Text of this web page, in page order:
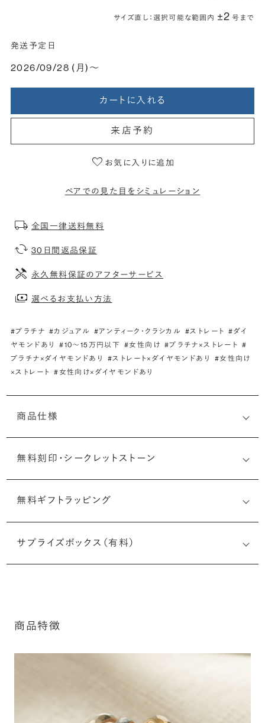
サイズ直し：選択可能な範囲内 ±2 号まで
発送予定日
2026/09/28 (月)〜
カートに入れる
来店予約
お気に入りに追加
ペアでの見た目をシミュレーション
全国一律送料無料
30日間返品保証
永久無料保証のアフターサービス
選べるお支払い方法
#プラチナ #カジュアル #アンティーク・クラシカル #ストレート #ダイ
ヤモンドあり
#10〜15万円以下 #女性向け #プラチナ×ストレート #
プラチナ×ダイヤモンドあり
#ストレート×ダイヤモンドあり
#女性向け
×ストレート #女性向け×ダイヤモンドあり
商品仕様
無料刻印・ シークレットストーン
ルなメッセージを無料で刻印することができます。注文前だ
けでなく購入後の刻印も、リングに初めて施す初回の刻印
無料ギフトラッピング
サプライズボックス（有料）
商品特徴